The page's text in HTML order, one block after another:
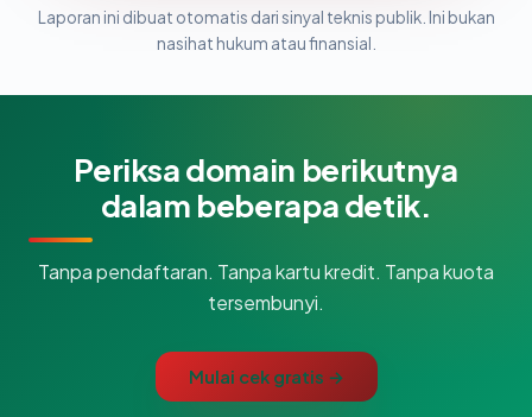
Laporan ini dibuat otomatis dari sinyal teknis publik. Ini bukan
nasihat hukum atau finansial.
Periksa domain berikutnya
dalam beberapa detik.
Tanpa pendaftaran. Tanpa kartu kredit. Tanpa kuota
tersembunyi.
Mulai cek gratis →